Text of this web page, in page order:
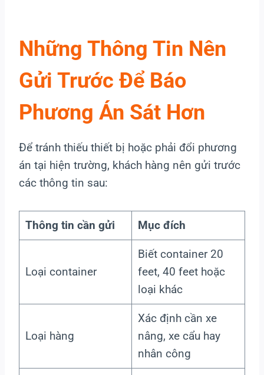
Những Thông Tin Nên
Gửi Trước Để Báo
Phương Án Sát Hơn
Để tránh thiếu thiết bị hoặc phải đổi phương
án tại hiện trường, khách hàng nên gửi trước
các thông tin sau:
Thông tin cần gửi Mục đích
Loại container
Biết container 20
feet, 40 feet hoặc
loại khác
Loại hàng
Xác định cần xe
nâng, xe cẩu hay
nhân công